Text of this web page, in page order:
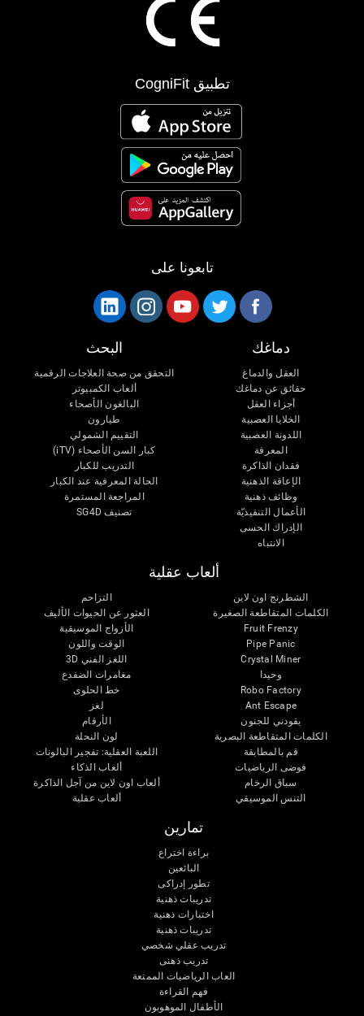
تطبيق CogniFit
تابعونا على
دماغك
العقل والدماغ
حقائق عن دماغك
أجزاء العقل
الخلايا العصبية
اللدونة العصبية
المعرفة
فقدان الذاكرة
الإعاقة الذهنية
وظائف ذهنية
الأعمال التنفيذيّة
الإدراك الحسى
الانتباه
البحث
التحقق من صحة العلاجات الرقمية
ألعاب الكمبيوتر
البالغون الأصحاء
طيارون
التقييم الشمولي
كبار السن الأصحاء (iTV)
التدريب للكبار
الحالة المعرفية عند الكبار
المراجعة المستمرة
تصنيف SG4D
ألعاب عقلية
الشطرنج اون لاين
الكلمات المتقاطعة الصغيرة
Fruit Frenzy
Pipe Panic
Crystal Miner
وحيدا
Robo Factory
Ant Escape
يقودني للجنون
الكلمات المتقاطعة البصرية
قم بالمطابقة
فوضى الرياضيات
سباق الرخام
التنس الموسيقي
التزاحم
العثور عن الحيوات الأليف
الأزواج الموسيقية
الوقت واللون
اللغز الفني 3D
مغامرات الضفدع
خط الحلوى
لغز
الأرقام
لون النحلة
اللعبة العقلية: تفجير البالونات
ألعاب الذكاء
ألعاب اون لاين من آجل الذاكرة
ألعاب عقلية
تمارين
براءة اختراع
البائعين
تطور إدراكى
تدريبات ذهنية
اختبارات ذهنية
تدريبات ذهنية
تدريب عقلي شخصي
تدريب ذهنى
العاب الرياضيات الممتعة
فهم القراءة
الأطفال الموهوبون